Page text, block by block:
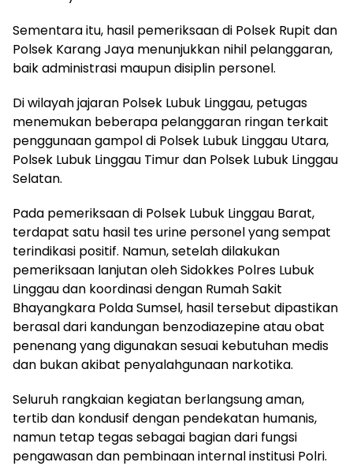
Sementara itu, hasil pemeriksaan di Polsek Rupit dan
Polsek Karang Jaya menunjukkan nihil pelanggaran,
baik administrasi maupun disiplin personel.
Di wilayah jajaran Polsek Lubuk Linggau, petugas
menemukan beberapa pelanggaran ringan terkait
penggunaan gampol di Polsek Lubuk Linggau Utara,
Polsek Lubuk Linggau Timur dan Polsek Lubuk Linggau
Selatan.
Pada pemeriksaan di Polsek Lubuk Linggau Barat,
terdapat satu hasil tes urine personel yang sempat
terindikasi positif. Namun, setelah dilakukan
pemeriksaan lanjutan oleh Sidokkes Polres Lubuk
Linggau dan koordinasi dengan Rumah Sakit
Bhayangkara Polda Sumsel, hasil tersebut dipastikan
berasal dari kandungan benzodiazepine atau obat
penenang yang digunakan sesuai kebutuhan medis
dan bukan akibat penyalahgunaan narkotika.
Seluruh rangkaian kegiatan berlangsung aman,
tertib dan kondusif dengan pendekatan humanis,
namun tetap tegas sebagai bagian dari fungsi
pengawasan dan pembinaan internal institusi Polri.